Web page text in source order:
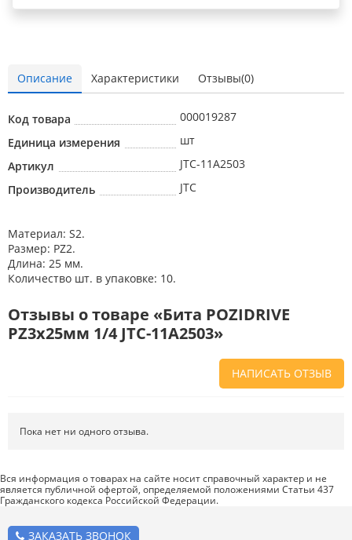
Описание Характеристики Отзывы(0)
Код товара
000019287
Единица измерения
шт
Артикул
JTC-11A2503
Производитель
JTC
Материал: S2.
Размер: PZ2.
Длина: 25 мм.
Количество шт. в упаковке: 10.
Отзывы о товаре «Бита POZIDRIVE
PZ3х25мм 1/4 JTC-11A2503»
НАПИСАТЬ ОТЗЫВ
не ошиблись в своем выборе.
Доставка. Как был упакован товар? Доставили ли его вам в
оговоренный срок?
Товар . Качественный? Какие его плюсы и минусы?
Пока нет ни одного отзыва.
Вся информация о товарах на сайте носит справочный характер и не
является публичной офертой, определяемой положениями Статьи 437
Гражданского кодекса Российской Федерации.
ЗАКАЗАТЬ ЗВОНОК